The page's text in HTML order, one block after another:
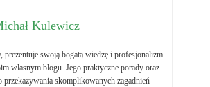
Kulewicz
prezentuje swoją bogatą wiedzę i profesjonalizm
własnym blogu. Jego praktyczne porady oraz
przekazywania skomplikowanych zagadnień